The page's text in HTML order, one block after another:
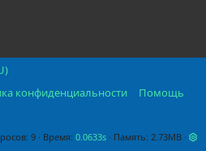
конфиденциальности
Помощь
9 Время 0.0633s Память 2.73MB